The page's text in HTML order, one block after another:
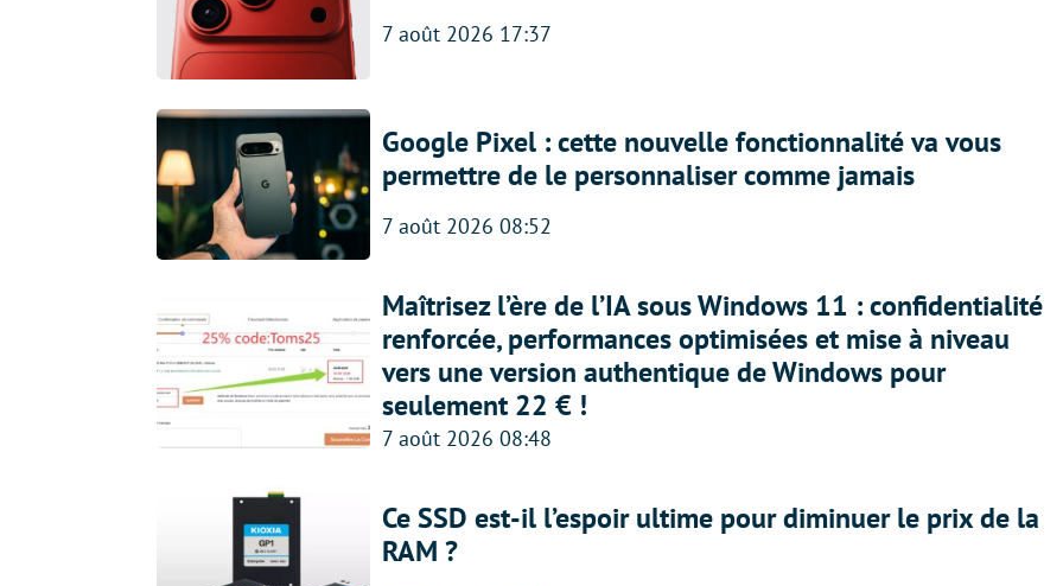
7 août 2026 17:37
Google Pixel : cette nouvelle fonctionnalité va vous
permettre de le personnaliser comme jamais
7 août 2026 08:52
Maîtrisez l’ère de l’IA sous Windows 11 : confidentialité
renforcée, performances optimisées et mise à niveau
vers une version authentique de Windows pour
seulement 22 € !
7 août 2026 08:48
Ce SSD est-il l’espoir ultime pour diminuer le prix de la
RAM ?